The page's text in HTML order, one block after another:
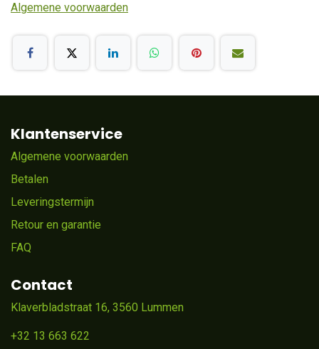
Algemene voorwaarden
Klantenservice
Algemene voorwaarden
Betalen
Leveringstermijn
Retour en garantie
FAQ
Contact
Klaverbladstraat 16, 3560 Lummen
+32 13 663 622